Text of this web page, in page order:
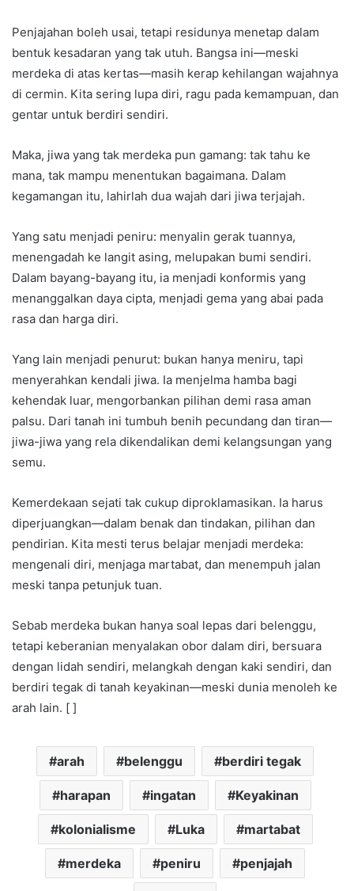
Penjajahan boleh usai, tetapi residunya menetap dalam
bentuk kesadaran yang tak utuh. Bangsa ini—meski
merdeka di atas kertas—masih kerap kehilangan wajahnya
di cermin. Kita sering lupa diri, ragu pada kemampuan, dan
gentar untuk berdiri sendiri.
Maka, jiwa yang tak merdeka pun gamang: tak tahu ke
mana, tak mampu menentukan bagaimana. Dalam
kegamangan itu, lahirlah dua wajah dari jiwa terjajah.
Yang satu menjadi peniru: menyalin gerak tuannya,
menengadah ke langit asing, melupakan bumi sendiri.
Dalam bayang-bayang itu, ia menjadi konformis yang
menanggalkan daya cipta, menjadi gema yang abai pada
rasa dan harga diri.
Yang lain menjadi penurut: bukan hanya meniru, tapi
menyerahkan kendali jiwa. Ia menjelma hamba bagi
kehendak luar, mengorbankan pilihan demi rasa aman
palsu. Dari tanah ini tumbuh benih pecundang dan tiran—
jiwa-jiwa yang rela dikendalikan demi kelangsungan yang
semu.
Kemerdekaan sejati tak cukup diproklamasikan. Ia harus
diperjuangkan—dalam benak dan tindakan, pilihan dan
pendirian. Kita mesti terus belajar menjadi merdeka:
mengenali diri, menjaga martabat, dan menempuh jalan
meski tanpa petunjuk tuan.
Sebab merdeka bukan hanya soal lepas dari belenggu,
tetapi keberanian menyalakan obor dalam diri, bersuara
dengan lidah sendiri, melangkah dengan kaki sendiri, dan
berdiri tegak di tanah keyakinan—meski dunia menoleh ke
arah lain. [ ]
arah belenggu berdiri tegak
harapan ingatan Keyakinan
kolonialisme Luka martabat
merdeka peniru penjajah